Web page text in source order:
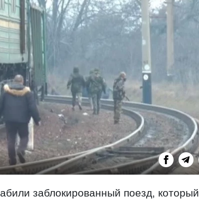
заблокированный поезд, который